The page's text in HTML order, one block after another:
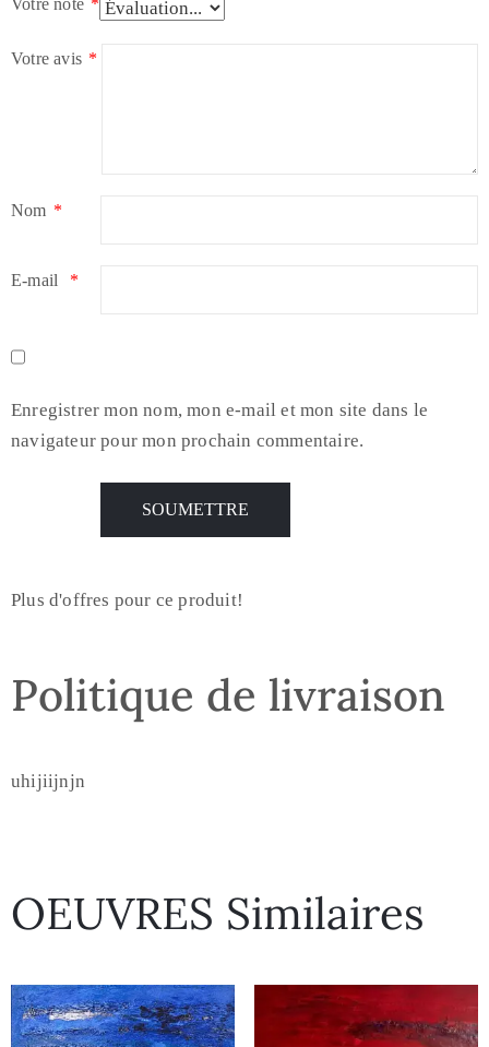
Votre avis *
Nom *
E-mail *
Enregistrer mon nom, mon e-mail et mon site dans le
navigateur pour mon prochain commentaire.
Plus d'offres pour ce produit!
Politique de livraison
uhijiijnjn
OEUVRES Similaires